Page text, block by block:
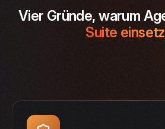
Vier Gründe, warum
Suite